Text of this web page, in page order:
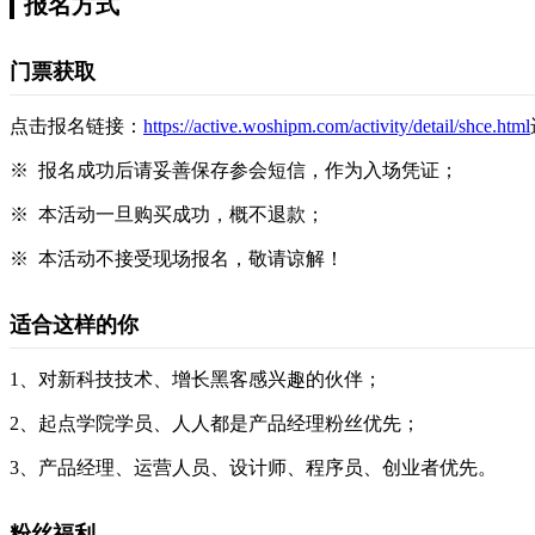
门票获取
点击报名链接： https://active.woshipm.com/activity/detail/shce.html
※ 报名成功后请妥善保存参会短信，作为入场凭证；
※ 本活动一旦购买成功，概不退款；
※ 本活动不接受现场报名，敬请谅解！
适合这样的你
1、对新科技技术、增长黑客感兴趣的伙伴；
2、起点学院学员、人人都是产品经理粉丝优先；
3、产品经理、运营人员、设计师、程序员、创业者优先。